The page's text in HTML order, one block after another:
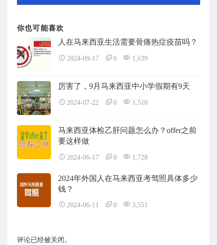
你也可能喜欢
人在马来西亚生活需要骨痛热症疫苗吗？
2024-09-17 0 1,639
厉害了，9月马来西亚中小学假期有9天
2024-07-22 0 1,516
马来西亚体检乙肝问题怎么办？offer之前
要这样做
2024-06-17 0 1,728
2024年外国人在马来西亚考驾照具体多少
钱？
2024-06-11 0 3,551
评论已经被关闭。